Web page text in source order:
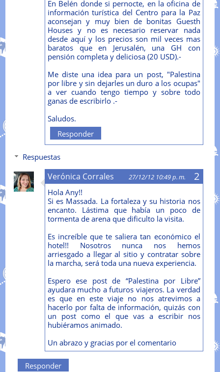
En Belén donde si pernocte, en la oficina de
información turística del Centro para la Paz
aconsejan y muy bien de bonitas Guesth
Houses y no es necesario reservar nada
desde aquí y los precios son mil veces mas
baratos que en Jerusalén, una GH con
pensión completa y deliciosa (20 USD).-
Me diste una idea para un post, "Palestina
por libre y sin dejarles un duro a los ocupas"
a ver cuando tengo tiempo y sobre todo
ganas de escribirlo .-
Saludos.
Responder
Respuestas
Verónica Corrales 27/12/12 10:49 p. m.
Hola Any!!
Si es Massada. La fortaleza y su historia nos
encanto. Lástima que había un poco de
tormenta de arena que dificulto la visita.
Es increíble que te saliera tan económico el
hotel!! Nosotros nunca nos hemos
arriesgado a llegar al sitio y contratar sobre
la marcha, será toda una nueva experiencia.
Espero ese post de “Palestina por Libre”
ayudara mucho a futuros viajeros. La verdad
es que en este viaje no nos atrevimos a
hacerlo por falta de información, quizás con
un post como el que vas a escribir nos
hubiéramos animado.
Un abrazo y gracias por el comentario
Responder